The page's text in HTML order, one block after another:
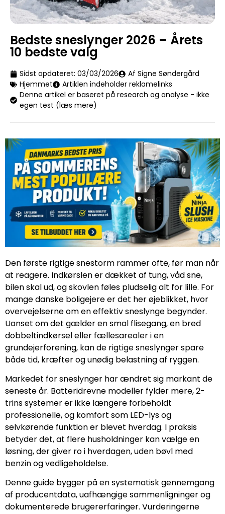
Bedste sneslynger 2026 – Årets
10 bedste valg
Sidst opdateret: 03/03/2026
Af Signe Søndergård
Hjemmet
Artiklen indeholder reklamelinks
Denne artikel er baseret på research og analyse - ikke
egen test (læs mere)
Den første rigtige snestorm rammer ofte, før man når
at reagere. Indkørslen er dækket af tung, våd sne,
bilen skal ud, og skovlen føles pludselig alt for lille. For
mange danske boligejere er det her øjeblikket, hvor
overvejelserne om en effektiv sneslynge begynder.
Uanset om det gælder en smal flisegang, en bred
dobbeltindkørsel eller fællesarealer i en
grundejerforening, kan de rigtige sneslynger spare
både tid, kræfter og unødig belastning af ryggen.
Markedet for sneslynger har ændret sig markant de
seneste år. Batteridrevne modeller fylder mere, 2-
trins systemer er ikke længere forbeholdt
professionelle, og komfort som LED-lys og
selvkørende funktion er blevet hverdag. I praksis
betyder det, at flere husholdninger kan vælge en
løsning, der giver ro i hverdagen, uden bøvl med
benzin og vedligeholdelse.
Denne guide bygger på en systematisk gennemgang
af producentdata, uafhængige sammenligninger og
dokumenterede brugererfaringer. Vurderingerne